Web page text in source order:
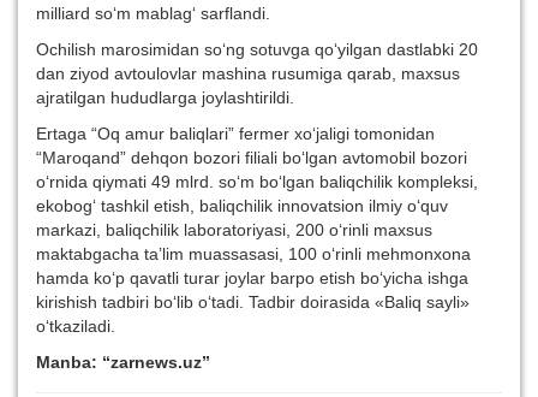
milliard so‘m mablag‘ sarflandi.
Ochilish marosimidan so‘ng sotuvga qo‘yilgan dastlabki 20
dan ziyod avtoulovlar mashina rusumiga qarab, maxsus
ajratilgan hududlarga joylashtirildi.
Ertaga “Oq amur baliqlari” fermer xo‘jaligi tomonidan
“Maroqand” dehqon bozori filiali bo‘lgan avtomobil bozori
o‘rnida qiymati 49 mlrd. so‘m bo‘lgan baliqchilik kompleksi,
ekobog‘ tashkil etish, baliqchilik innovatsion ilmiy o‘quv
markazi, baliqchilik laboratoriyasi, 200 o‘rinli maxsus
maktabgacha ta’lim muassasasi, 100 o‘rinli mehmonxona
hamda ko‘p qavatli turar joylar barpo etish bo‘yicha ishga
kirishish tadbiri bo‘lib o‘tadi. Tadbir doirasida «Baliq sayli»
o‘tkaziladi.
Manba: “zarnews.uz”